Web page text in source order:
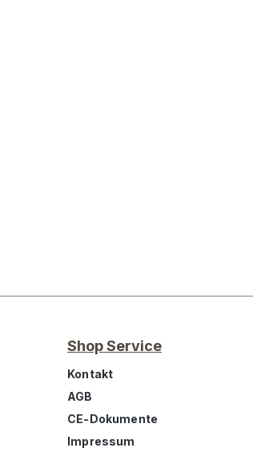
Shop Service
Kontakt
AGB
CE-Dokumente
Impressum